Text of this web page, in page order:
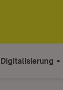
Digitalisierung